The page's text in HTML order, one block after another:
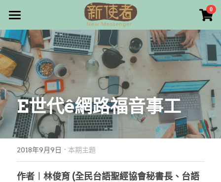
0
最新消息
關於我們
雜誌目錄
雜誌專欄
最新文章
編者的話
本期主題
畫話人生
寫寫畫畫
漫畫
訂購/奉獻/廣告刊登
好站連結
E世代ê網路福音事工​
2018年9月9日 · 本期主題
作者︱林俊育 (全民台語聖經協會秘書長、台語
×
商品分類
所有商品分類